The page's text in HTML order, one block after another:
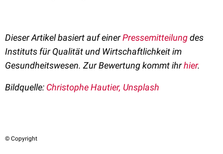
Dieser Artikel basiert auf einerPressemitteilungdes
Instituts für Qualität und Wirtschaftlichkeit im
Gesundheitswesen. Zur Bewertung kommt ihrhier.
Bildquelle: Christophe Hautier, Unsplash
© Copyright